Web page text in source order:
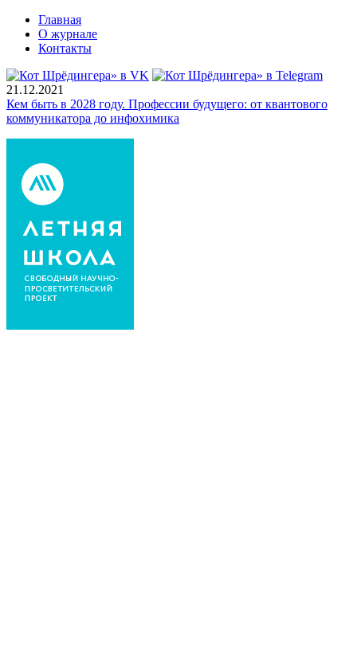
Главная
О журнале
Контакты
21.12.2021
Кем быть в 2028 году. Профессии будущего: от квантового
коммуникатора до инфохимика